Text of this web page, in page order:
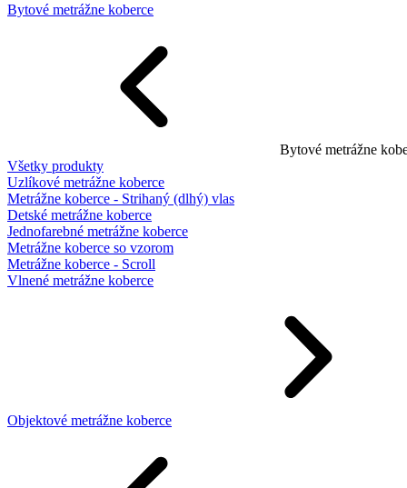
Bytové metrážne koberce
Bytové metrážne
Všetky produkty
Uzlíkové metrážne koberce
Metrážne koberce - Strihaný (dlhý) vlas
Detské metrážne koberce
Jednofarebné metrážne koberce
Metrážne koberce so vzorom
Metrážne koberce - Scroll
Vlnené metrážne koberce
Objektové metrážne koberce